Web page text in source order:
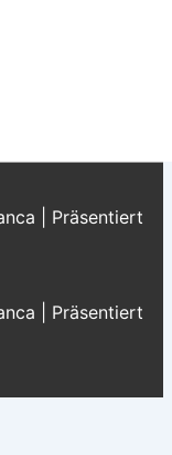
| Präsentiert
| Präsentiert